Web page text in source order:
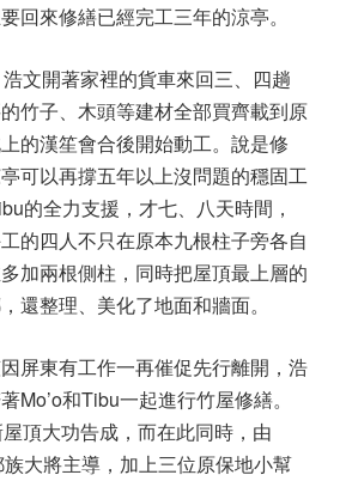
回來修繕已經完工三年的涼亭。
文開著家裡的貨車來回三、四趟
竹子、木頭等建材全部買齊載到原
的漢笙會合後開始動工。說是修
可以再撐五年以上沒問題的穩固工
的全力支援，才七、八天時間，
的四人不只在原本九根柱子旁各自
加兩根側柱，同時把屋頂最上層的
還整理、美化了地面和牆面。
屏東有工作一再催促先行離開，浩
Mo’o和Tibu一起進行竹屋修繕。
頂大功告成，而在此同時，由
族大將主導，加上三位原保地小幫